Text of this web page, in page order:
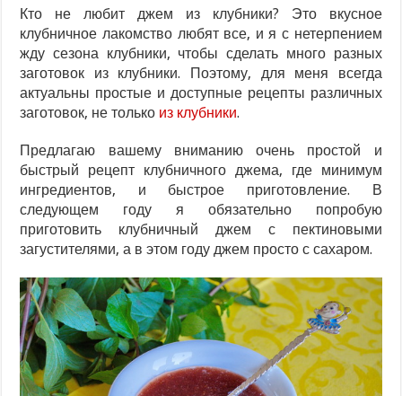
Кто не любит джем из клубники? Это вкусное
клубничное лакомство любят все, и я с нетерпением
жду сезона клубники, чтобы сделать много разных
заготовок из клубники. Поэтому, для меня всегда
актуальны простые и доступные рецепты различных
заготовок, не только из клубники.
Предлагаю вашему вниманию очень простой и
быстрый рецепт клубничного джема, где минимум
ингредиентов, и быстрое приготовление. В
следующем году я обязательно попробую
приготовить клубничный джем с пектиновыми
загустителями, а в этом году джем просто с сахаром.